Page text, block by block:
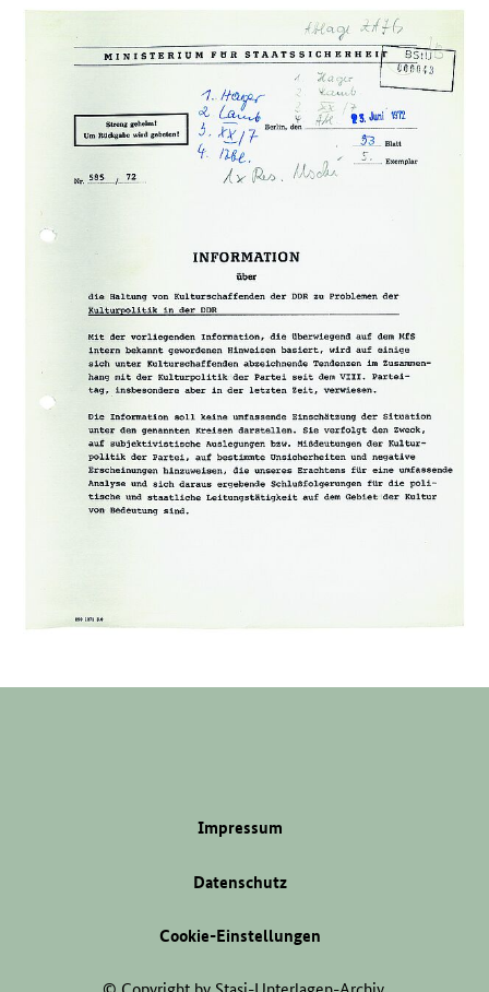
Impressum
Datenschutz
Cookie-Einstellungen